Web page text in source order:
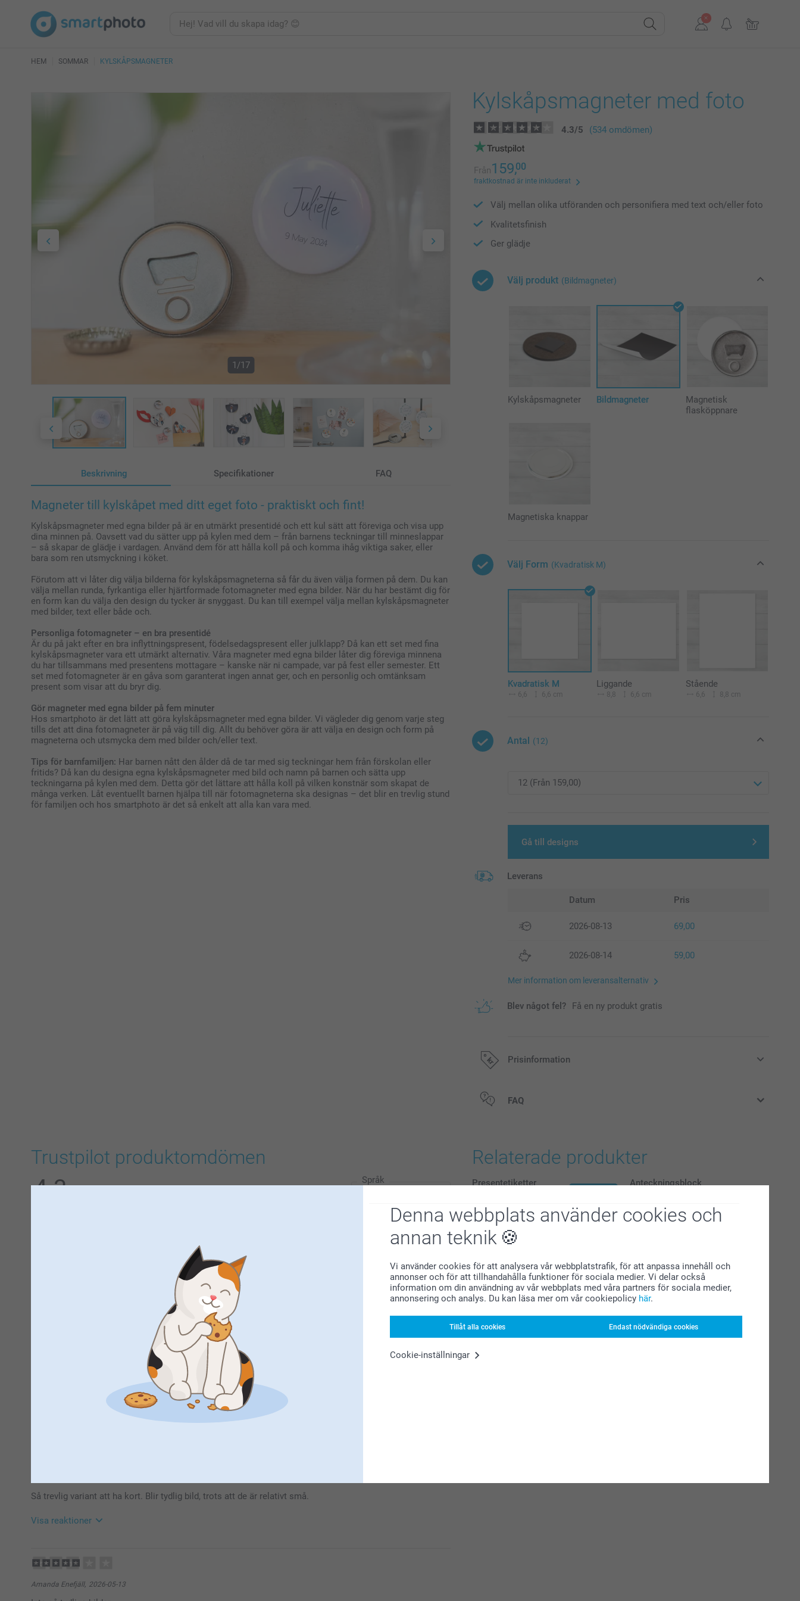
Denna webbplats använder cookies och
annan teknik
Vi använder cookies för att analysera vår webbplatstrafik, för att anpassa innehåll och
annonser och för att tillhandahålla funktioner för sociala medier. Vi delar också
information om din användning av vår webbplats med våra partners för sociala medier,
annonsering och analys. Du kan läsa mer om vår cookiepolicy här.
Tillåt alla cookies Endast nödvändiga cookies
Cookie-inställningar
HEM SOMMAR KYLSKÅPSMAGNETER
1/17
Beskrivning Specifikationer FAQ
Magneter till kylskåpet med ditt eget foto - praktiskt och fint!
Kylskåpsmagneter med egna bilder på är en utmärkt presentidé och ett kul sätt att föreviga och visa upp
dina minnen på. Oavsett vad du sätter upp på kylen med dem – från barnens teckningar till minneslappar
– så skapar de glädje i vardagen. Använd dem för att hålla koll på och komma ihåg viktiga saker, eller
bara som ren utsmyckning i köket.
Förutom att vi låter dig välja bilderna för kylskåpsmagneterna så får du även välja formen på dem. Du kan
välja mellan runda, fyrkantiga eller hjärtformade fotomagneter med egna bilder. När du har bestämt dig för
en form kan du välja den design du tycker är snyggast. Du kan till exempel välja mellan kylskåpsmagneter
med bilder, text eller både och.
Personliga fotomagneter – en bra presentidé
Är du på jakt efter en bra inflyttningspresent, födelsedagspresent eller julklapp? Då kan ett set med fina
kylskåpsmagneter vara ett utmärkt alternativ. Våra magneter med egna bilder låter dig föreviga minnena
du har tillsammans med presentens mottagare – kanske när ni campade, var på fest eller semester. Ett
set med fotomagneter är en gåva som garanterat ingen annat ger, och en personlig och omtänksam
present som visar att du bryr dig.
Gör magneter med egna bilder på fem minuter
Hos smartphoto är det lätt att göra kylskåpsmagneter med egna bilder. Vi vägleder dig genom varje steg
tills det att dina fotomagneter är på väg till dig. Allt du behöver göra är att välja en design och form på
magneterna och utsmycka dem med bilder och/eller text.
Tips för barnfamiljen: Har barnen nått den ålder då de tar med sig teckningar hem från förskolan eller
fritids? Då kan du designa egna kylskåpsmagneter med bild och namn på barnen och sätta upp
teckningarna på kylen med dem. Detta gör det lättare att hålla koll på vilken konstnär som skapat de
många verken. Låt eventuellt barnen hjälpa till när fotomagneterna ska designas – det blir en trevlig stund
för familjen och hos smartphoto är det så enkelt att alla kan vara med.
Kylskåpsmagneter med foto
4.3/5 (534 omdömen)
Från159,00
fraktkostnad är inte inkluderat
Välj mellan olika utföranden och personifiera med text och/eller foto
Kvalitetsfinish
Ger glädje
Välj produkt (Bildmagneter)
Kylskåpsmagneter Bildmagneter
Magnetisk
flasköppnare
Magnetiska knappar
Välj Form (Kvadratisk M)
Kvadratisk M
6,6 6,6 cm
Liggande
8,8 6,6 cm
Stående
6,6 8,8 cm
Antal (12)
Gå till designs
Leverans
Datum Pris
2026-08-13 69,00
2026-08-14 59,00
Mer information om leveransalternativ
Blev något fel? Få en ny produkt gratis
Prisinformation
Alla priser är i svenska kronor (SEK), inklusive moms och exklusive porto.
FAQ
Trustpilot produktomdömen
4.3 Språk
81
41
29
35
Ha en fin sommar!
Miia @smartphoto
Så trevlig variant att ha kort. Blir tydlig bild, trots att de är relativt små.
Visa reaktioner
10:29
Stort tack för ⭐️⭐️⭐️⭐️⭐️ och omdöme, kul att du är nöjd med dina personliga magneter, jag hoppas
Amanda Enefjäll, 2026-05-13
Relaterade produkter
Presentetiketter
Från 89,00
(18 omdömen)
Anteckningsblock
(12 omdömen)
149,00
(58 omdömen)
2 varianter
Från 319,00
(177 omdömen)